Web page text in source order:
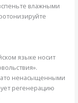
влажными
языке носит
ненасыщенными
регенерацию